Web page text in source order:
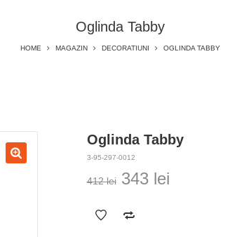
Oglinda Tabby
HOME MAGAZIN DECORATIUNI OGLINDA TABBY
Oglinda Tabby
3-95-297-0012
412lei Prețul
a
343 leiPrețul